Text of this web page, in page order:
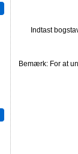
Indtast
Bemærk: For at